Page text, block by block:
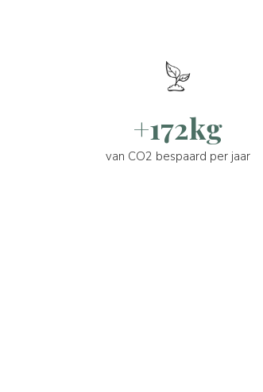
+172kg
van CO2 bespaard per jaar